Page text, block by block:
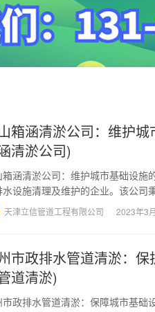
箱涵清淤公司：维护
清淤公司)
箱涵清淤公司：维护城市基础设施
设施清理及维护的企业。该公司
提供更加优质、高效…
天津立信管道工程有限公司 2023年3
市政排水管道清淤：
道清淤)
市政排水管道清淤：保障城市基础